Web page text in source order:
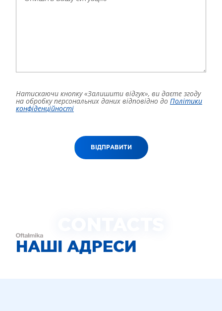
Натискаючи кнопку «Залишити відгук», ви даєте згоду
на обробку персональних даних відповідно до Політики
конфіденційності
ВІДПРАВИТИ
НАШІ АДРЕСИ